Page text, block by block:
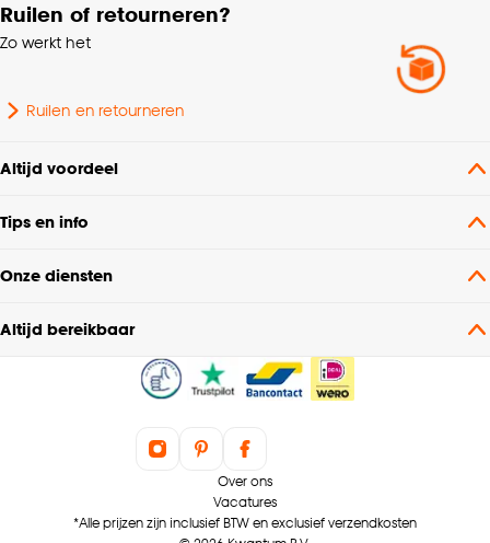
Breedte
Geschikt voor
Dessin
Ruilen of retourneren?
Zo werkt het
Ruilen en retourneren
Altijd voordeel
Tips en info
Onze diensten
Altijd bereikbaar
Over ons
Vacatures
*Alle prijzen zijn inclusief BTW en exclusief verzendkosten